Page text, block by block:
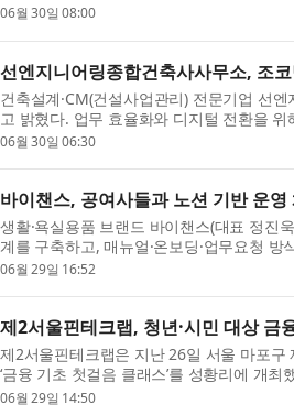
OE...
06월 30일 08:00
선엔지니어링종합건축사사무소, 조
건축설계·CM(건설사업관리) 전문기업 선
고 밝혔다. 업무 효율화와 디지털 전환을
지 운...
06월 30일 06:30
바이챈스, 공여사들과 노션 기반 운
생활·욕실용품 브랜드 바이챈스(대표 정진
계를 구축하고, 매뉴얼·온보딩·업무요청
케...
06월 29일 16:52
제2서울핀테크랩, 청년·시민 대상 금
제2서울핀테크랩은 지난 26일 서울 마포
‘금융 기초 첫걸음 클래스’를 성황리에 개
보다...
06월 29일 14:50